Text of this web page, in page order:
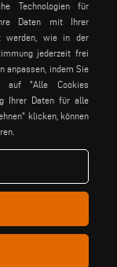
someco
tekna
Technologien für
Daten mit Ihrer
werden, wie in der
jederzeit frei
anpassen, indem Sie
auf "Alle Cookies
Ihrer Daten für alle
klicken, können